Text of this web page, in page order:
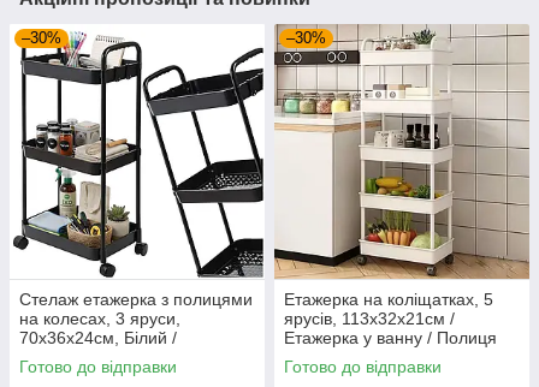
–30%
Стелаж етажерка з полицями
на колесах, 3 яруси,
70x36x24см, Білий /
Етажерка у ванну
Готово до відправки
–30%
Етажерка на коліщатках, 5
ярусів, 113х32х21см /
Етажерка у ванну / Полиця
на коліщатках / Стелаж на
коліщатках
Готово до відправки